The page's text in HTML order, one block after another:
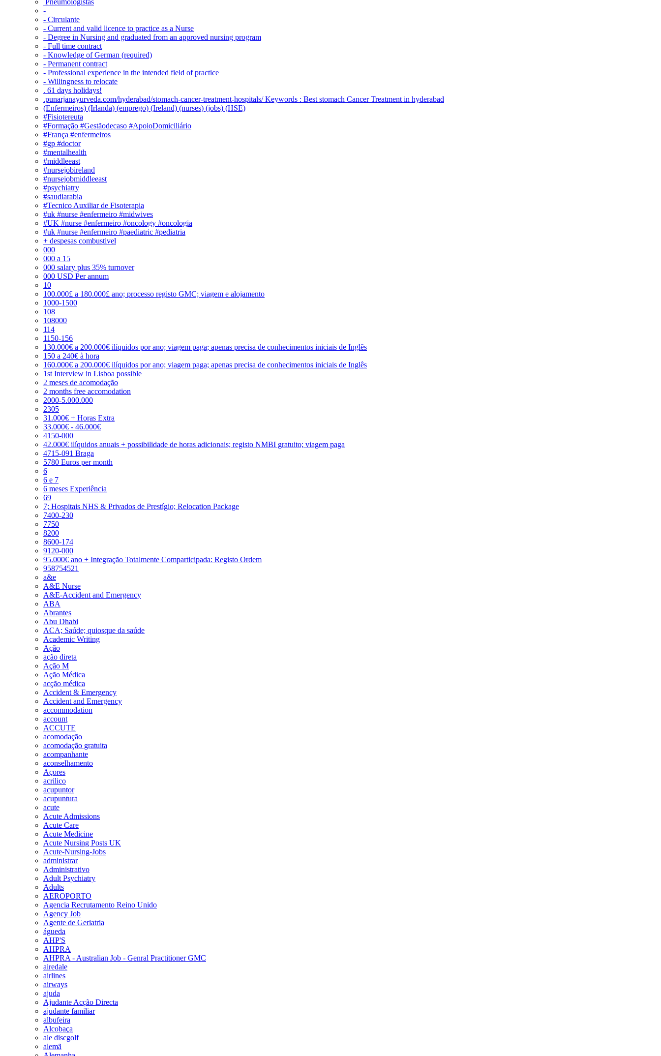
-
- Circulante
- Current and valid licence to practice as a Nurse
- Degree in Nursing and graduated from an approved nursing program
- Full time contract
- Knowledge of German (required)
- Permanent contract
- Professional experience in the intended field of practice
- Willingness to relocate
. 61 days holidays!
.punarjanayurveda.com/hyderabad/stomach-cancer-treatment-hospitals/ Keywords : Best stomach Cancer Treatment in hyderabad
(Enfermeiros) (Irlanda) (emprego) (Ireland) (nurses) (jobs) (HSE)
#Fisiotereuta
#Formação #Gestãodecaso #ApoioDomiciliário
#França #enfermeiros
#gp #doctor
#mentalhealth
#middleeast
#nursejobireland
#nursejobmiddleeast
#psychiatry
#saudiarabia
#Tecnico Auxiliar de Fisoterapia
#uk #nurse #enfermeiro #midwives
#UK #nurse #enfermeiro #oncology #oncologia
#uk #nurse #enfermeiro #paediatric #pediatria
+ despesas combustivel
000
000 a 15
000 salary plus 35% turnover
000 USD Per annum
10
100.000£ a 180.000£ ano; processo registo GMC; viagem e alojamento
1000-1500
108
108000
114
1150-156
130.000€ a 200.000€ ilíquidos por ano; viagem paga; apenas precisa de conhecimentos iniciais de Inglês
150 a 240€ à hora
160.000€ a 200.000€ ilíquidos por ano; viagem paga; apenas precisa de conhecimentos iniciais de Inglês
1st Interview in Lisboa possible
2 meses de acomodação
2 months free accomodation
2000-5.000.000
2305
31.000€ + Horas Extra
33.000€ - 46.000€
4150-000
42.000€ ilíquidos anuais + possibilidade de horas adicionais; registo NMBI gratuito; viagem paga
4715-091 Braga
5780 Euros per month
6
6 e 7
6 meses Experiência
69
7; Hospitais NHS & Privados de Prestígio; Relocation Package
7400-230
7750
8200
8600-174
9120-000
95.000€ ano + Integração Totalmente Comparticipada: Registo Ordem
958754521
a&e
A&E Nurse
A&E-Accident and Emergency
ABA
Abrantes
Abu Dhabi
ACA; Saúde; quiosque da saúde
Academic Writing
Ação
ação direta
Ação M
Ação Médica
acção médica
Accident & Emergency
Accident and Emergency
accommodation
account
ACCUTE
acomodação
acomodação gratuita
acompanhante
aconselhamento
Açores
acrilico
acupuntor
acupuntura
acute
Acute Admissions
Acute Care
Acute Medicine
Acute Nursing Posts UK
Acute-Nursing-Jobs
administrar
Administrativo
Adult Psychiatry
Adults
AEROPORTO
Agencia Recrutamento Reino Unido
Agency Job
Agente de Geriatria
águeda
AHP'S
AHPRA
AHPRA - Australian Job - Genral Practitioner GMC
airedale
airlines
airways
ajuda
Ajudante Acção Directa
ajudante familiar
albufeira
Alcobaça
ale discgolf
alemã